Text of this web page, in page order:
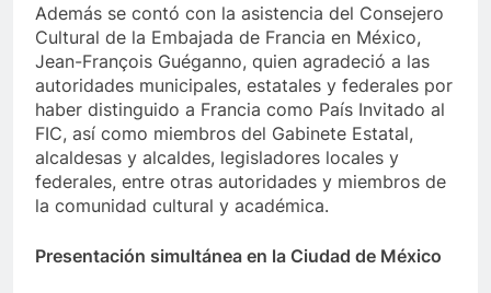
Además se contó con la asistencia del Consejero
Cultural de la Embajada de Francia en México,
Jean-François Guéganno, quien agradeció a las
autoridades municipales, estatales y federales por
haber distinguido a Francia como País Invitado al
FIC, así como miembros del Gabinete Estatal,
alcaldesas y alcaldes, legisladores locales y
federales, entre otras autoridades y miembros de
la comunidad cultural y académica.
Presentación simultánea en la Ciudad de México